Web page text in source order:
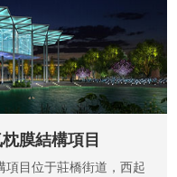
膜結構項目
項目位于莊橋街道，西起